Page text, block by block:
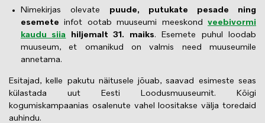
Nimekirjas olevate puude, putukate pesade ning
esemete infot ootab muuseumi meeskond veebivormi
kaudu siia
hiljemalt 31. maiks. Esemete puhul loodab
muuseum, et omanikud on valmis need muuseumile
annetama.
Esitajad, kelle pakutu näitusele jõuab, saavad esimeste seas
külastada uut Eesti Loodusmuuseumit. Kõigi
kogumiskampaanias osalenute vahel loositakse välja toredaid
auhindu.